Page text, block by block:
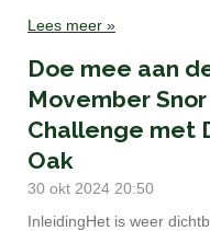
Lees meer »
Doe mee aan
Movember Snor
Challenge met
Oak
30 okt 2024 20:50
InleidingHet is weer